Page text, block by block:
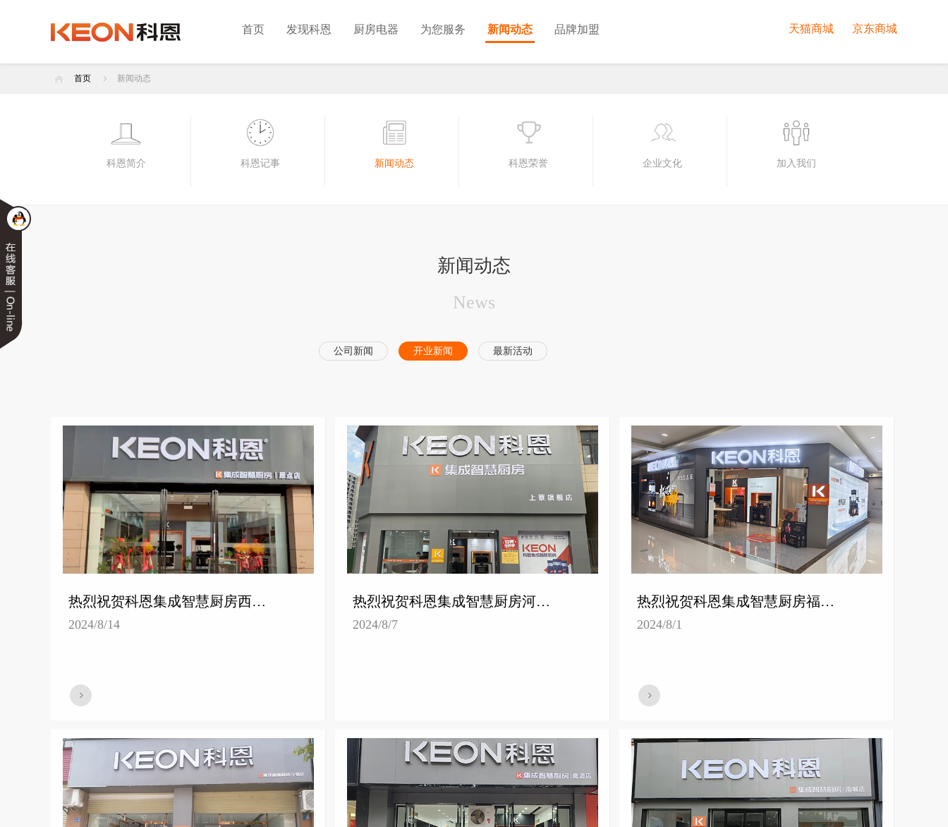
首页 发现科恩 厨房电器 为您服务 新闻动态 品牌加盟 京东商城
天猫商城
首页 新闻动态
科恩简介 科恩记事 新闻动态 科恩荣誉 企业文化 加入我们
新闻动态
News
公司新闻 开业新闻 最新活动
热烈祝贺科恩集成智慧厨房西安原点专卖店隆重开业！
2024/8/14
热烈祝贺科恩集成智慧厨房河南上蔡专卖店隆重开业！
2024/8/7
热烈祝贺科恩集成智慧厨房福建泉州专卖店隆重开业！
2024/8/1